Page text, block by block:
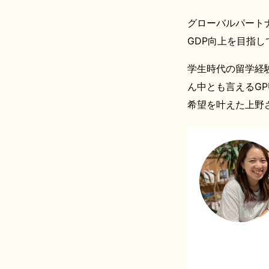
グローバルパート
GDP向上を目指
学生時代の留学経
ん中とも言える
希望を叶えた上野